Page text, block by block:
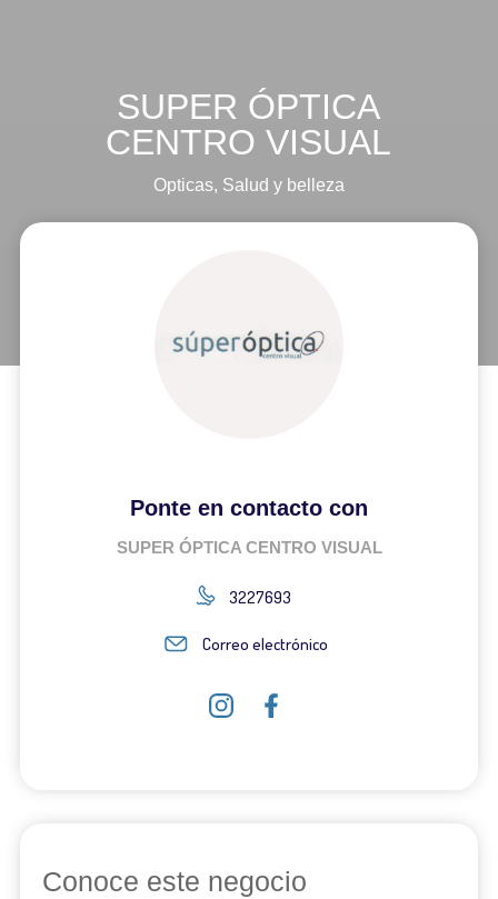
SUPER ÓPTICA
CENTRO VISUAL
Opticas, Salud y belleza
Ponte en contacto con
SUPER ÓPTICA CENTRO VISUAL
3227693
Correo electrónico
Conoce este negocio